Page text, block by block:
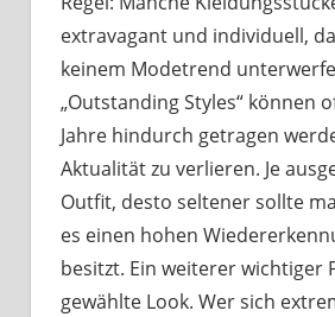
extravagant und individuell,
keinem Modetrend
„Outstanding Styles“ können
Jahre hindurch getragen
Aktualität zu verlieren. Je
Outfit, desto seltener sollte
es einen hohen
besitzt. Ein weiterer wichtiger
gewählte Look. Wer sich